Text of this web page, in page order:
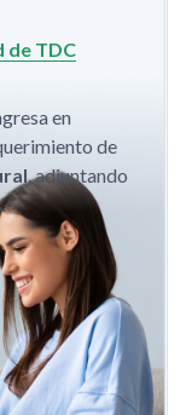
de TDC
en
de
, adjuntando
.